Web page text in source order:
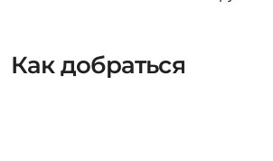
Как добраться